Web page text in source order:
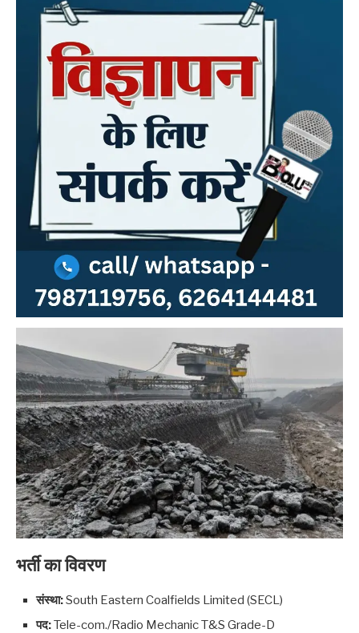
भर्ती का विवरण
संस्था:South Eastern Coalfields Limited (SECL)
पद:Tele-com./Radio Mechanic T&S Grade-D